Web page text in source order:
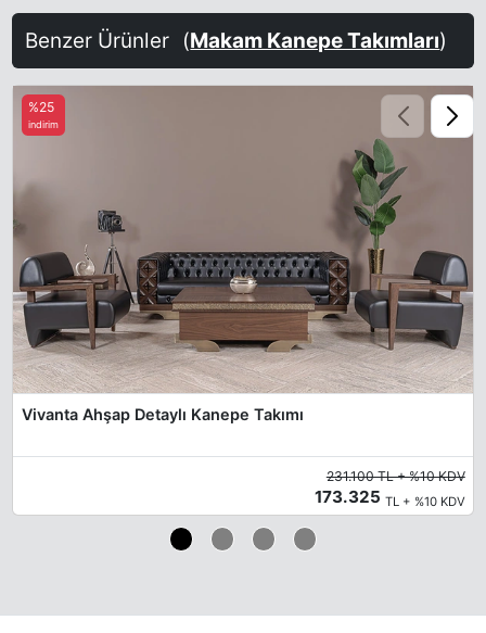
Benzer Ürünler (Makam Kanepe Takımları)
Vivanta Ahşap Detaylı Kanepe Takımı
%25
indirim
231.100 TL + %10 KDV
173.325 TL + %10 KDV